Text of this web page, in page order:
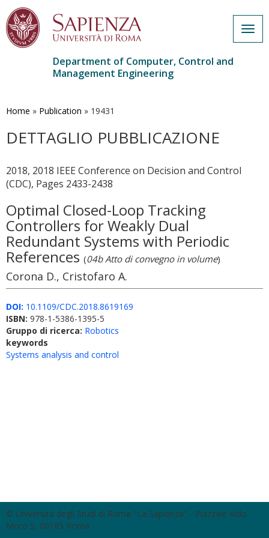
main
Department of Computer, Control and
Management Engineering
Home » Publication » 19431
DETTAGLIO PUBBLICAZIONE
2018, 2018 IEEE Conference on Decision and Control
(CDC), Pages 2433-2438
Optimal Closed-Loop Tracking
Controllers for Weakly Dual
Redundant Systems with Periodic
References (04b Atto di convegno in volume)
Corona D., Cristofaro A.
DOI: 10.1109/CDC.2018.8619169
ISBN: 978-1-5386-1395-5
Gruppo di ricerca: Robotics
keywords
Systems analysis and control
© Università degli Studi di Roma "La Sapienza" - Piazzale Aldo
Moro 5, 00185 Roma